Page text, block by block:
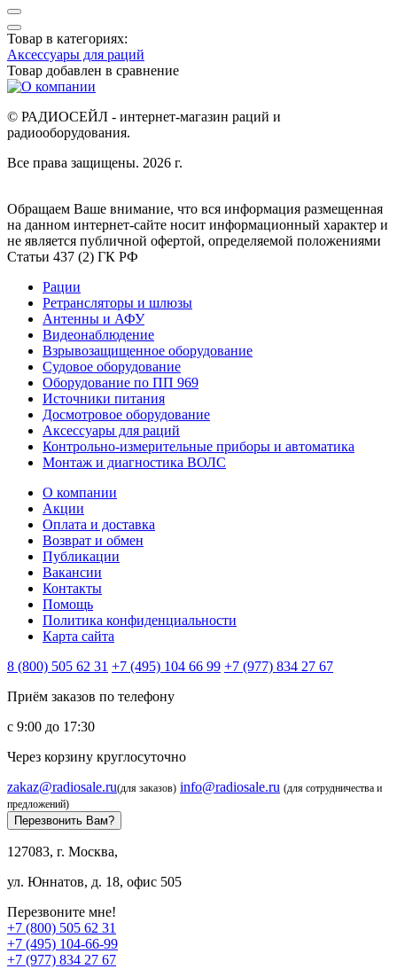
Товар в категориях:
Аксессуары для раций
Товар добавлен в сравнение
© РАДИОСЕЙЛ - интернет-магазин раций и
радиооборудования.
Все права защищены. 2026 г.
Обращаем Ваше внимание, что вся информация размещенная
на данном интернет-сайте носит информационный характер и
не является публичной офертой, определяемой положениями
Статьи 437 (2) ГК РФ
Рации
Ретрансляторы и шлюзы
Антенны и АФУ
Видеонаблюдение
Взрывозащищенное оборудование
Судовое оборудование
Оборудование по ПП 969
Источники питания
Досмотровое оборудование
Аксессуары для раций
Контрольно-измерительные приборы и автоматика
Монтаж и диагностика ВОЛС
О компании
Акции
Оплата и доставка
Возврат и обмен
Публикации
Вакансии
Контакты
Помощь
Политика конфиденциальности
Карта сайта
8 (800) 505 62 31 +7 (495) 104 66 99 +7 (977) 834 27 67
Приём заказов по телефону
с 9:00 до 17:30
Через корзину круглосуточно
zakaz@radiosale.ru(для заказов) info@radiosale.ru (для сотрудничества и
предложений)
Перезвонить Вам?
127083, г. Москва,
ул. Юннатов, д. 18, офис 505
Перезвоните мне!
+7 (800) 505 62 31
+7 (495) 104-66-99
+7 (977) 834 27 67